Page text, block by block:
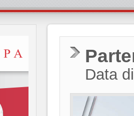
Data